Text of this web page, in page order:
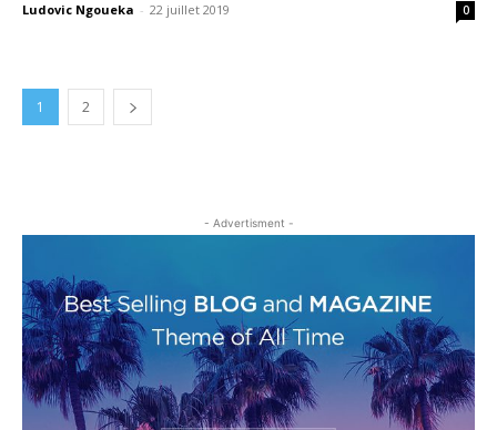
Ludovic Ngoueka - 22 juillet 2019 0
1 2
- Advertisment -